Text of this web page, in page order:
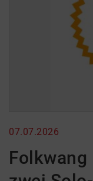
07.07.2026